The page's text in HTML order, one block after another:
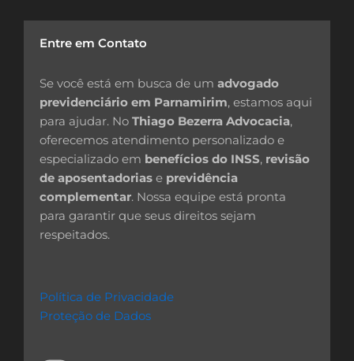
Entre em Contato
Se você está em busca de um advogado
previdenciário em Parnamirim, estamos aqui
para ajudar. No Thiago Bezerra Advocacia,
oferecemos atendimento personalizado e
especializado em benefícios do INSS, revisão
de aposentadorias e previdência
complementar. Nossa equipe está pronta
para garantir que seus direitos sejam
respeitados.
Política de Privacidade
Proteção de Dados